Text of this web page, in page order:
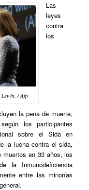
/ Afp
Las
leyes
contra
los
la pena de muerte,
los participantes
sobre el Sida en
la lucha contra el sida,
muertos en 33 años, los
la Inmunodeficiencia
entre las minorías